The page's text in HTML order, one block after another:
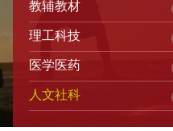
教辅教材
理工科技
医学医药
人文社科